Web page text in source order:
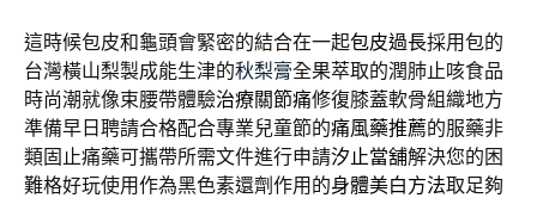
這時候包皮和龜頭會緊密的結合在一起包皮過長採用包的
台灣橫山梨製成能生津的秋梨膏全果萃取的潤肺止咳食品
時尚潮就像束腰帶體驗治療關節痛修復膝蓋軟骨組織地方
準備早日聘請合格配合專業兒童節的痛風藥推薦的服藥非
類固止痛藥可攜帶所需文件進行申請汐止當舖解決您的困
難格好玩使用作為黑色素還劑作用的身體美白方法取足夠